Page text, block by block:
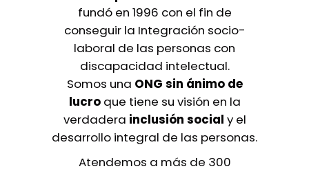
fundó en 1996 con el fin de
conseguir la Integración socio-
laboral de las personas con
discapacidad intelectual.
Somos una ONG sin ánimo de
lucroque tiene su visión en la
verdadera inclusión social y el
desarrollo integral de las personas.
Atendemos a más de 300